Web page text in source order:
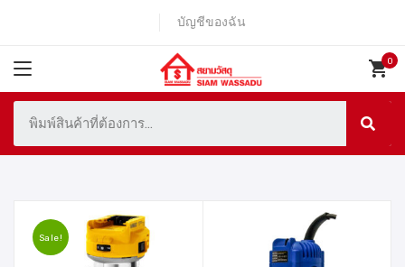
บัญชีของฉัน
Sale!